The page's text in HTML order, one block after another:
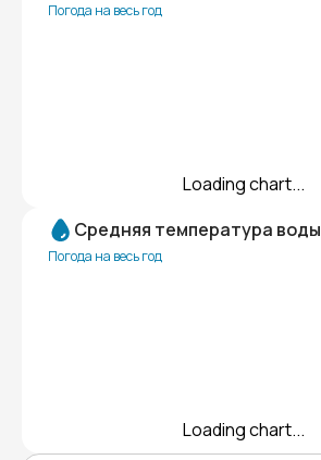
Погода на весь год
Loading chart...
Средняя температура воды
Погода на весь год
Loading chart...